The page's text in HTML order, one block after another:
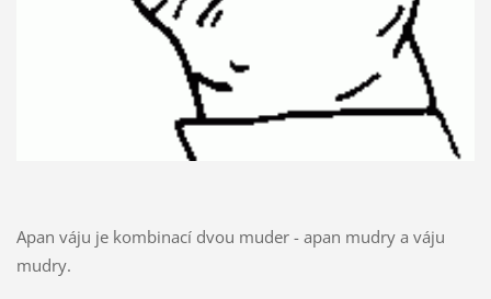
Apan váju je kombinací dvou muder - apan mudry a váju
mudry.